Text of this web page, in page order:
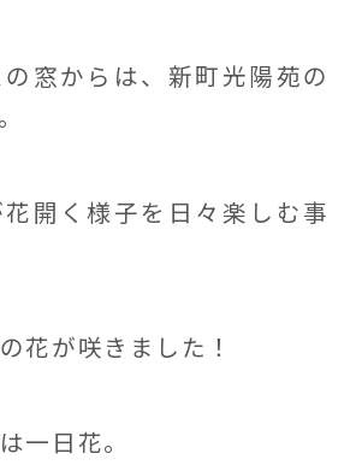
窓からは、新町光陽苑の
開く様子を日々楽しむ事
花が咲きました！
一日花。